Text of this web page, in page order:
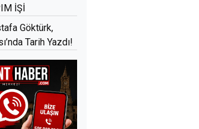
İŞİ
Göktürk,
Tarih Yazdı!